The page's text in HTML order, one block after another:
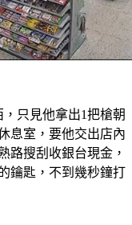
只見他拿出1把槍朝
息室，要他交出店內
路搜刮收銀台現金，
鑰匙，不到幾秒鐘打